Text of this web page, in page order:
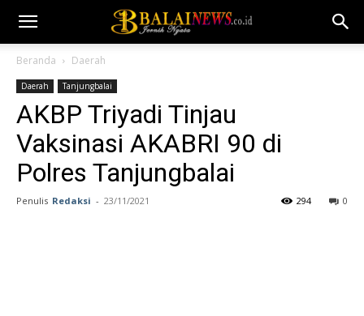
Beranda Daerah
Daerah Tanjungbalai
AKBP Triyadi Tinjau
Vaksinasi AKABRI 90 di
Polres Tanjungbalai
Penulis Redaksi - 23/11/2021 0
294